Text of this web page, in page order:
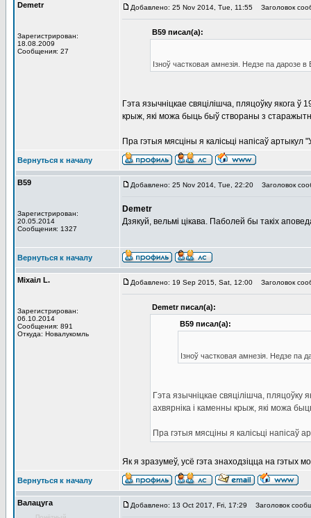
Demetr
Зарегистрирован:
18.08.2009
Сообщения: 27
Добавлено: 25 Nov 2014, Tue, 11:55 Заголовок
В59 писал(а):
Ізноў частковая амнезія. Недзе па дарозе
Гэта язычніцкае свяцілішча, пляцоўку якога ў
крыж, які можа быць быў створаны з
Пра гэтыя мясціны я калісьці напісаў
Вернуться к началу
В59
Зарегистрирован:
20.05.2014
Сообщения: 1327
Добавлено: 25 Nov 2014, Tue, 22:20 Заголовок
Demetr
Дзякуй, вельмі цікава. Паболей бы такіх
Вернуться к началу
Мiхаiл L.
Зарегистрирован:
06.10.2014
Сообщения: 891
Откуда: Новалукомль
Добавлено: 19 Sep 2015, Sat, 12:00 Заголовок
Demetr писал(а):
В59 писал(а):
Ізноў частковая амнезія. Недзе па
Гэта язычніцкае свяцілішча, пляцоўку
ахвярніка і каменны крыж, які можа
Пра гэтыя мясціны я калісьці
Як я зразумеў, усё гэта знаходзіцца на гэтых
Вернуться к началу
Валацуга Добавлено: 13 Oct 2017, Fri, 17:29 Заголовок